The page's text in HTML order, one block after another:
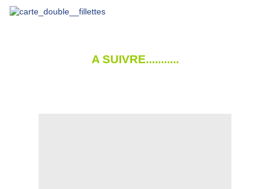
A SUIVRE...........